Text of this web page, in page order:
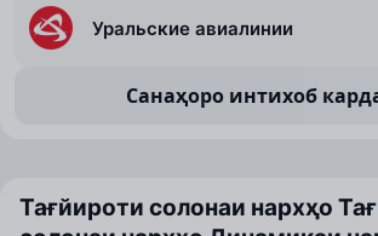
Уральские авиалинии
Санаҳоро интихоб
Тағйироти солонаи нархҳо